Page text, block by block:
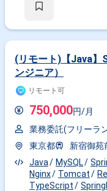
(リモート)【Java】
ンジニア）
リモート可
750,000円/月
業務委託(フリーラ
東京都
新宿御苑
Java
MySQL
Nginx
Tomcat
TypeScript